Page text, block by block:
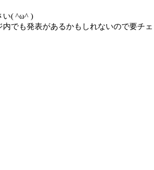
い( ^ω^ )
でも発表があるかもしれないので要チェ